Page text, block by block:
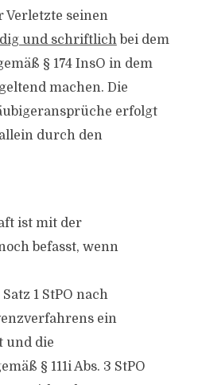
Verletzte seinen
und schriftlichbei dem
§ 174 InsO in dem
machen. Die
erfolgt
durch den
ist mit der
befasst, wenn
1 StPO nach
ein
und die
§ 111i Abs. 3 StPO